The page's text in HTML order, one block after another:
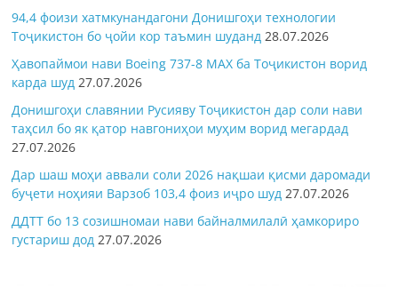
94,4 фоизи хатмкунандагони Донишгоҳи технологии
Тоҷикистон бо ҷойи кор таъмин шуданд 28.07.2026
Ҳавопаймои нави Boeing 737-8 MAX ба Тоҷикистон ворид
карда шуд 27.07.2026
Донишгоҳи славянии Русияву Тоҷикистон дар соли нави
таҳсил бо як қатор навгониҳои муҳим ворид мегардад
27.07.2026
Дар шаш моҳи аввали соли 2026 нақшаи қисми даромади
буҷети ноҳияи Варзоб 103,4 фоиз иҷро шуд 27.07.2026
ДДТТ бо 13 созишномаи нави байналмилалӣ ҳамкориро
густариш дод 27.07.2026